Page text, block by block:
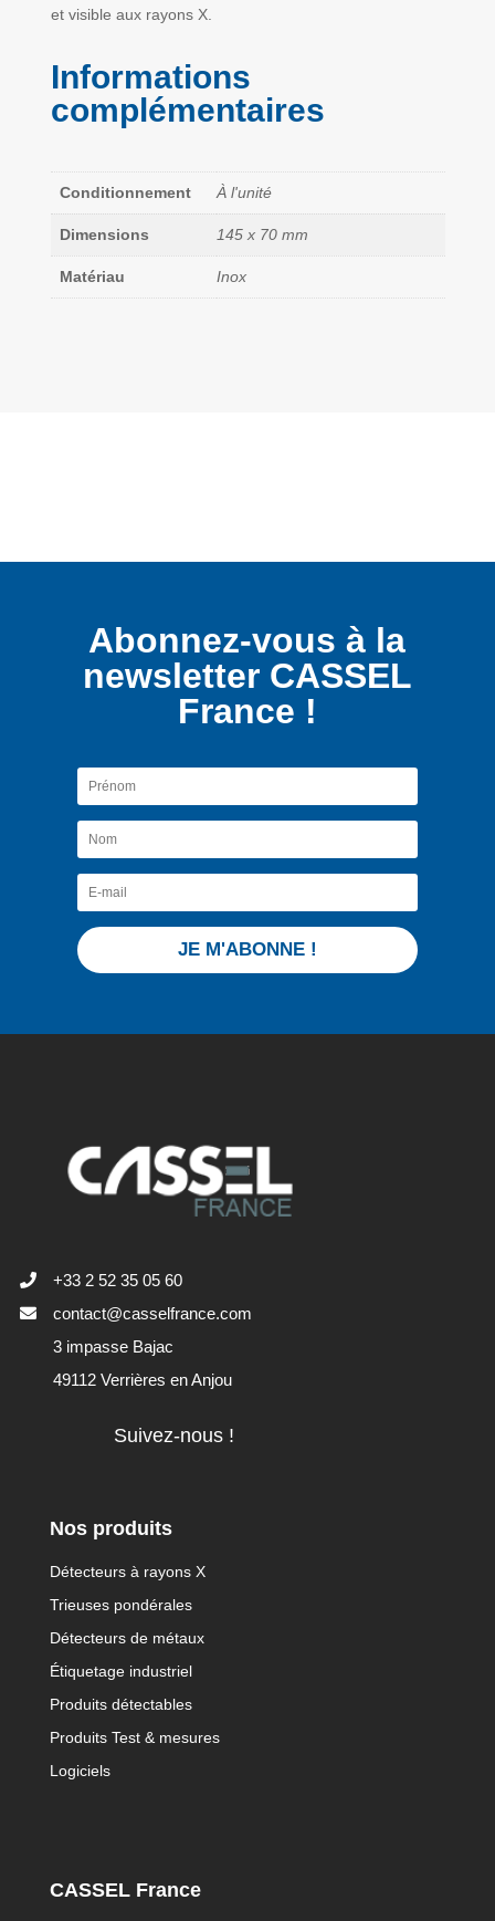
et visible aux rayons X.
Informations
complémentaires
Conditionnement À l'unité
Dimensions 145 x 70 mm
Matériau Inox
Abonnez-vous à la
newsletter CASSEL
France !
JE M'ABONNE !
+33 2 52 35 05 60
contact@casselfrance.com
3 impasse Bajac
49112 Verrières en Anjou
Suivez-nous !
Nos produits
Détecteurs à rayons X
Trieuses pondérales
Détecteurs de métaux
Étiquetage industriel
Produits détectables
Produits Test & mesures
Logiciels
CASSEL France